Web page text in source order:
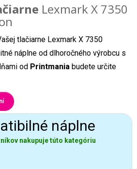
Lexmark X 7350
tlačiarne Lexmark X 7350
náplne od dlhoročného výrobcu s
od Printmania budete určite
náplne
nakupuje túto kategóriu